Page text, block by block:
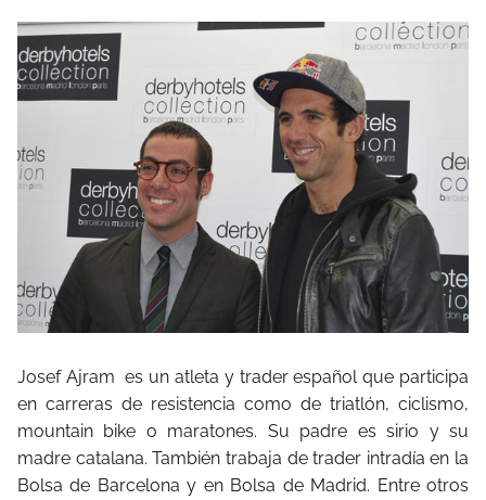
Josef Ajram es un atleta y trader español que participa
en carreras de resistencia como de triatlón, ciclismo,
mountain bike o maratones. Su padre es sirio y su
madre catalana. También trabaja de trader intradía en la
Bolsa de Barcelona y en Bolsa de Madrid. Entre otros